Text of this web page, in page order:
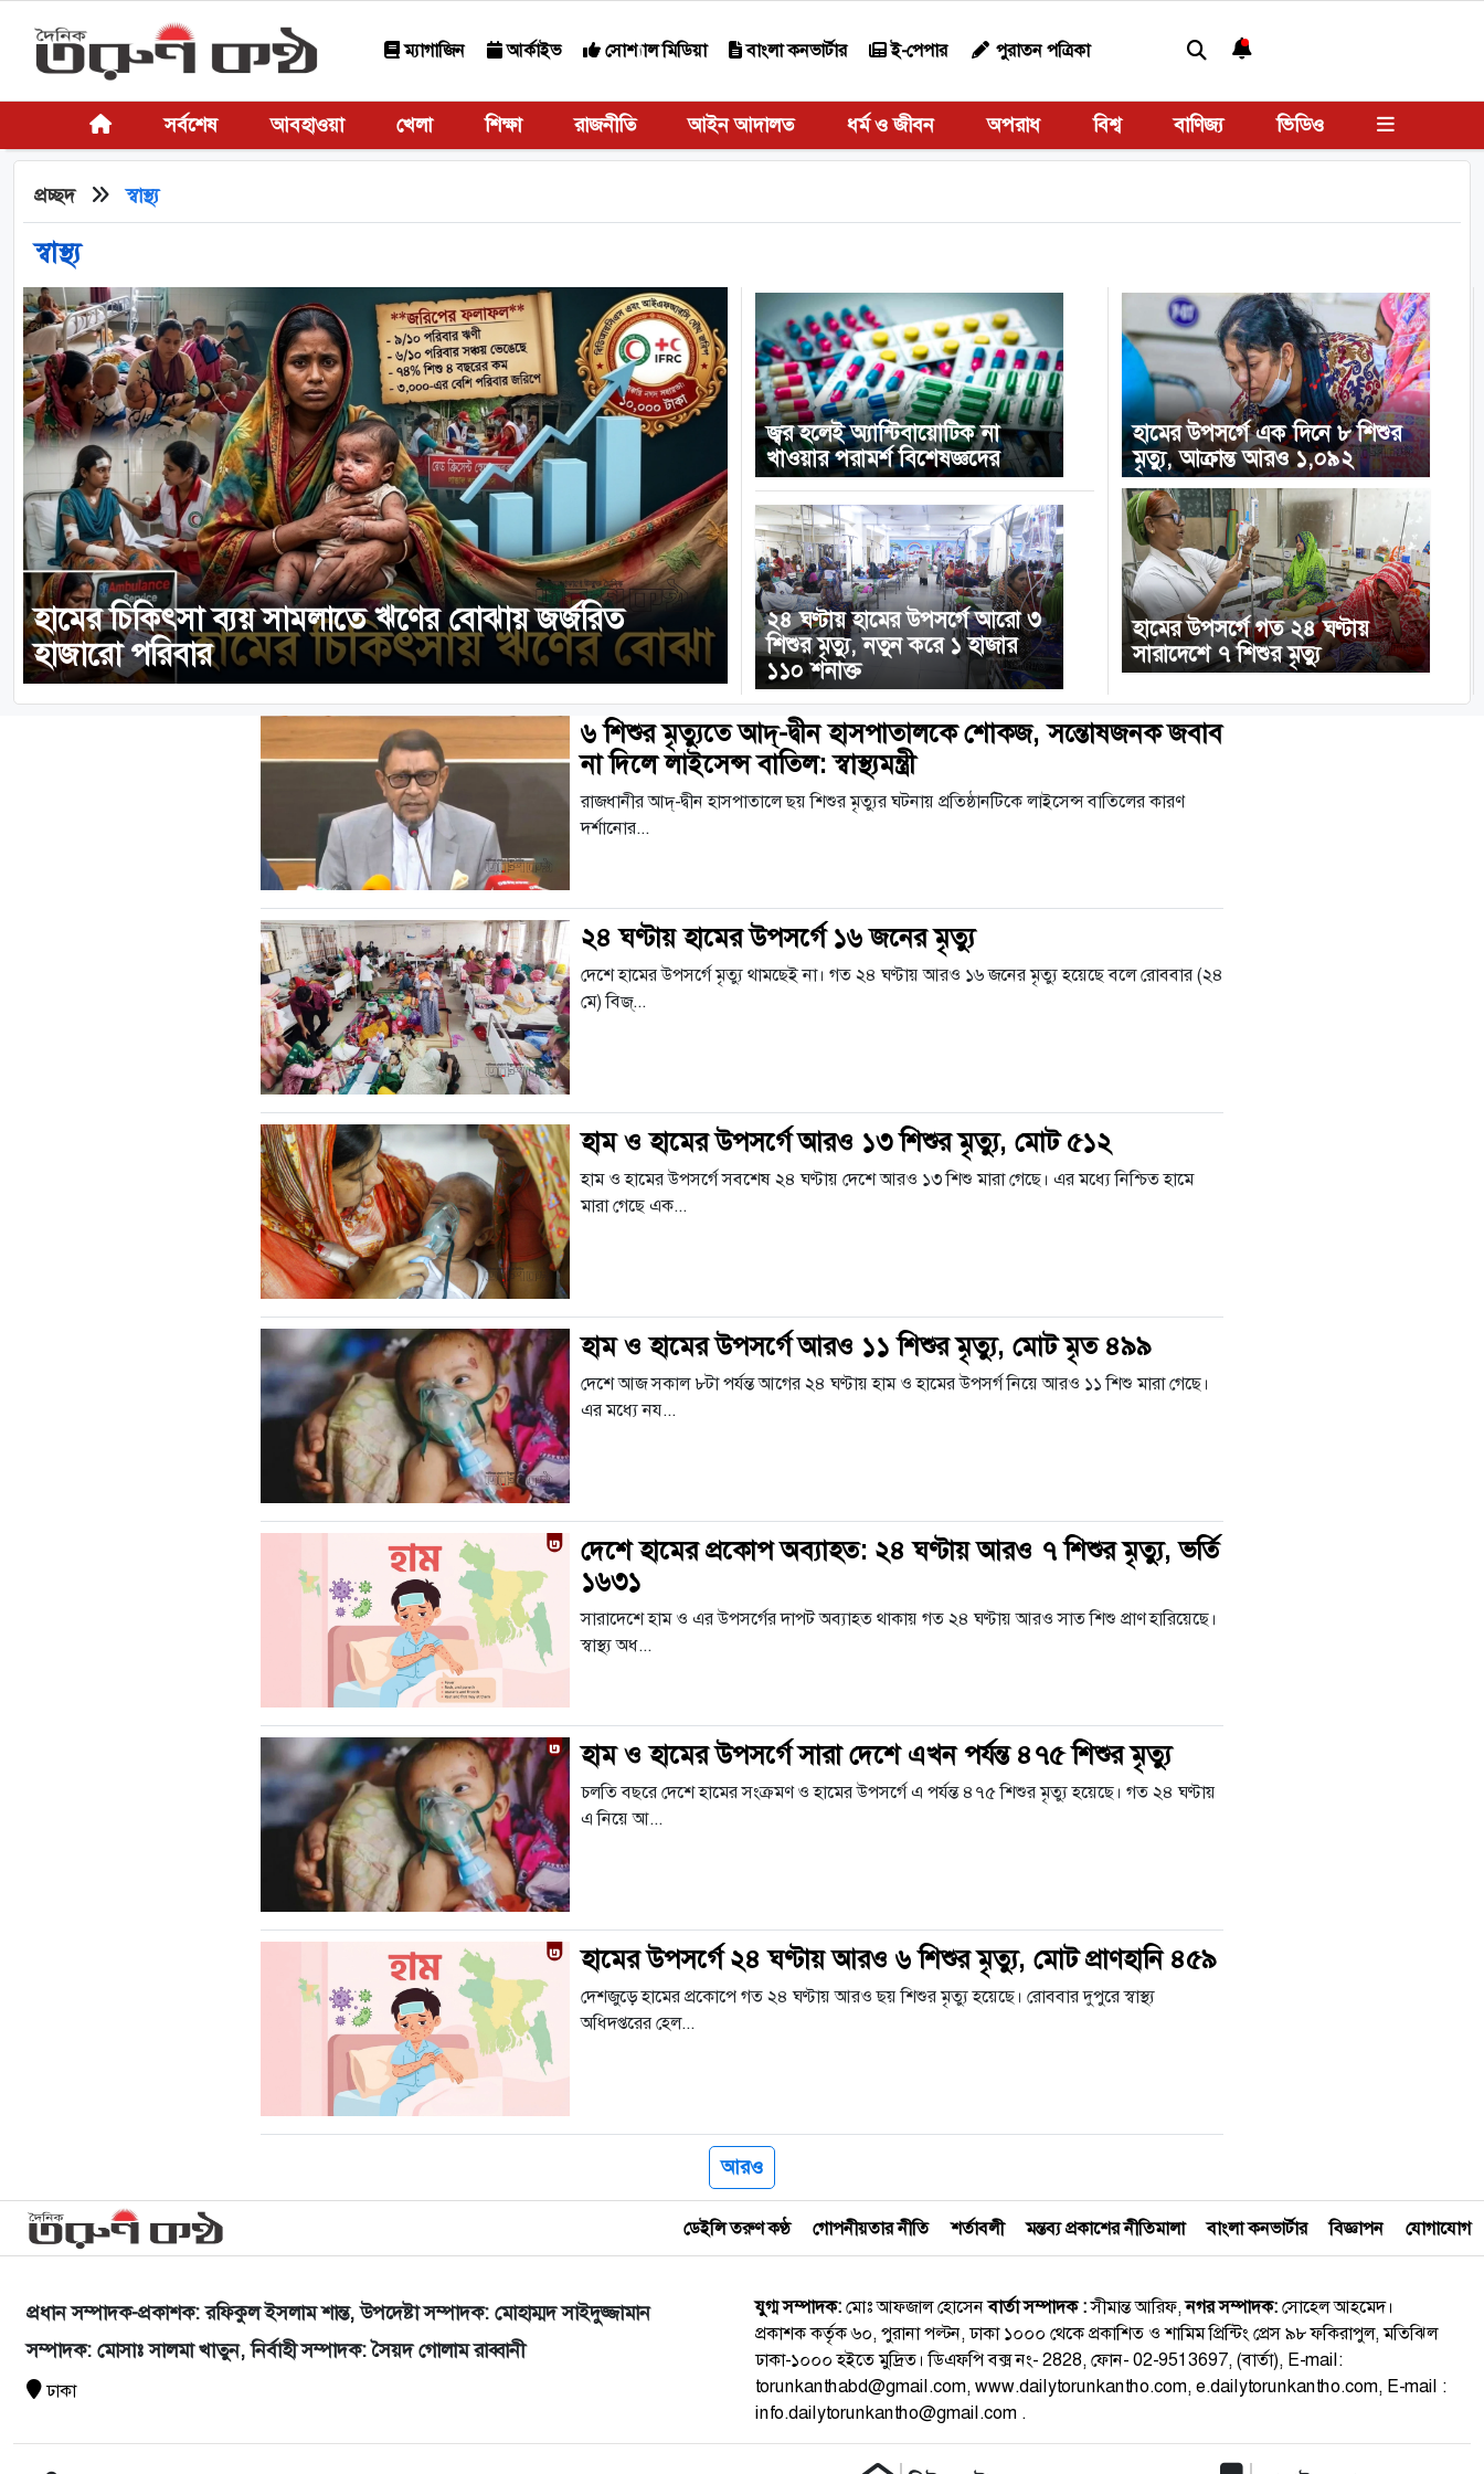
ম্যাগাজিন আর্কাইভ সোশ্যাল মিডিয়া বাংলা কনভার্টার ই-পেপার পুরাতন পত্রিকা
সর্বশেষ আবহাওয়া খেলা শিক্ষা রাজনীতি আইন আদালত ধর্ম ও জীবন অপরাধ বিশ্ব বাণিজ্য ভিডিও
প্রচ্ছদ স্বাস্থ্য
স্বাস্থ্য
হামের চিকিৎসা ব্যয় সামলাতে ঋণের বোঝায় জর্জরিত
হাজারো পরিবার
জ্বর হলেই অ্যান্টিবায়োটিক না
খাওয়ার পরামর্শ বিশেষজ্ঞদের
২৪ ঘণ্টায় হামের উপসর্গে আরো ৩
শিশুর মৃত্যু, নতুন করে ১ হাজার
১১০ শনাক্ত
হামের উপসর্গে এক দিনে ৮ শিশুর
মৃত্যু, আক্রান্ত আরও ১,০৯২
হামের উপসর্গে গত ২৪ ঘণ্টায়
সারাদেশে ৭ শিশুর মৃত্যু
৬ শিশুর মৃত্যুতে আদ্-দ্বীন হাসপাতালকে শোকজ, সন্তোষজনক জবাব
না দিলে লাইসেন্স বাতিল: স্বাস্থ্যমন্ত্রী
রাজধানীর আদ্-দ্বীন হাসপাতালে ছয় শিশুর মৃত্যুর ঘটনায় প্রতিষ্ঠানটিকে লাইসেন্স বাতিলের কারণ
দর্শানোর...
২৪ ঘণ্টায় হামের উপসর্গে ১৬ জনের মৃত্যু
দেশে হামের উপসর্গে মৃত্যু থামছেই না। গত ২৪ ঘণ্টায় আরও ১৬ জনের মৃত্যু হয়েছে বলে রোববার (২৪
মে) বিজ্...
হাম ও হামের উপসর্গে আরও ১৩ শিশুর মৃত্যু, মোট ৫১২
হাম ও হামের উপসর্গে সবশেষ ২৪ ঘণ্টায় দেশে আরও ১৩ শিশু মারা গেছে। এর মধ্যে নিশ্চিত হামে
মারা গেছে এক...
হাম ও হামের উপসর্গে আরও ১১ শিশুর মৃত্যু, মোট মৃত ৪৯৯
দেশে আজ সকাল ৮টা পর্যন্ত আগের ২৪ ঘণ্টায় হাম ও হামের উপসর্গ নিয়ে আরও ১১ শিশু মারা গেছে।
এর মধ্যে নয...
দেশে হামের প্রকোপ অব্যাহত: ২৪ ঘণ্টায় আরও ৭ শিশুর মৃত্যু, ভর্তি
১৬৩১
সারাদেশে হাম ও এর উপসর্গের দাপট অব্যাহত থাকায় গত ২৪ ঘণ্টায় আরও সাত শিশু প্রাণ হারিয়েছে।
স্বাস্থ্য অধ...
হাম ও হামের উপসর্গে সারা দেশে এখন পর্যন্ত ৪৭৫ শিশুর মৃত্যু
চলতি বছরে দেশে হামের সংক্রমণ ও হামের উপসর্গে এ পর্যন্ত ৪৭৫ শিশুর মৃত্যু হয়েছে। গত ২৪ ঘণ্টায়
এ নিয়ে আ...
হামের উপসর্গে ২৪ ঘণ্টায় আরও ৬ শিশুর মৃত্যু, মোট প্রাণহানি ৪৫৯
দেশজুড়ে হামের প্রকোপে গত ২৪ ঘণ্টায় আরও ছয় শিশুর মৃত্যু হয়েছে। রোববার দুপুরে স্বাস্থ্য
অধিদপ্তরের হেল...
আরও
ডেইলি তরুণ কণ্ঠ গোপনীয়তার নীতি শর্তাবলী মন্তব্য প্রকাশের নীতিমালা বাংলা কনভার্টার বিজ্ঞাপন যোগাযোগ
প্রধান সম্পাদক-প্রকাশক: রফিকুল ইসলাম শান্ত, উপদেষ্টা সম্পাদক: মোহাম্মদ সাইদুজ্জামান
সম্পাদক: মোসাঃ সালমা খাতুন, নির্বাহী সম্পাদক: সৈয়দ গোলাম রাব্বানী
ঢাকা
যুগ্ম সম্পাদক:মোঃ আফজাল হোসেনবার্তা সম্পাদক :সীমান্ত আরিফ,নগর সম্পাদক:সোহেল আহমেদ।
প্রকাশক কর্তৃক ৬০, পুরানা পল্টন, ঢাকা ১০০০ থেকে প্রকাশিত ও শামিম প্রিন্টিং প্রেস ৯৮ ফকিরাপুল, মতিঝিল
ঢাকা-১০০০ হইতে মুদ্রিত। ডিএফপি বক্স নং- 2828, ফোন- 02-9513697, (বার্তা), E-mail:
torunkanthabd@gmail.com, www.dailytorunkantho.com, e.dailytorunkantho.com, E-mail :
info.dailytorunkantho@gmail.com .